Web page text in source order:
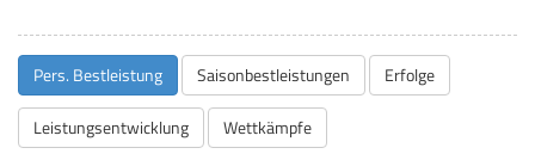
Pers. Bestleistung Saisonbestleistungen Erfolge
Leistungsentwicklung Wettkämpfe